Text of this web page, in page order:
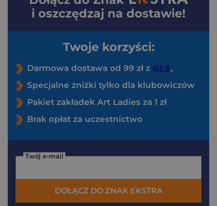
i oszczędzaj na dostawie!
Twoje korzyści:
Darmowa dostawa od 99 zł z
Specjalne zniżki tylko dla klubowiczów
Pakiet zakładek Art Ladies za 1 zł
Brak opłat za uczestnictwo
Twój e-mail
DOŁĄCZ DO ZNAK EKSTRA